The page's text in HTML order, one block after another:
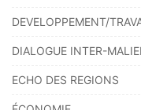
DEVELOPPEMENT/
DIALOGUE INTER-
ECHO DES REGIONS